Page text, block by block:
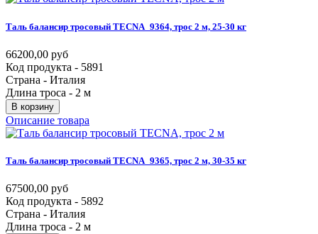
Таль балансир тросовый TECNA_9364, трос 2 м, 25-30 кг
66200,00 руб
Код продукта - 5891
Страна - Италия
Длина троса - 2 м
В корзину
Описание товара
Таль балансир тросовый TECNA_9365, трос 2 м, 30-35 кг
67500,00 руб
Код продукта - 5892
Страна - Италия
Длина троса - 2 м